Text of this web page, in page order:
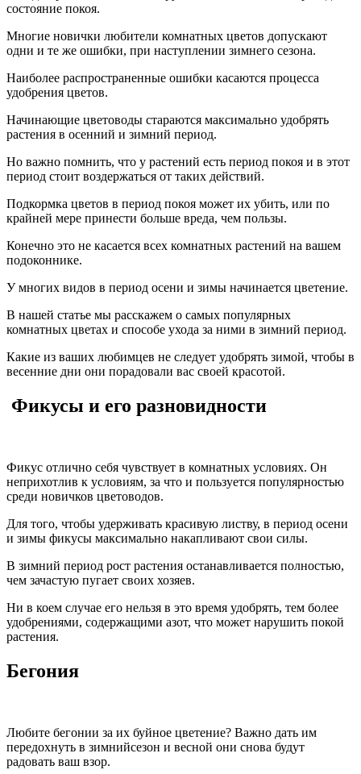
состояние покоя.
Многие новички любители комнатных цветов допускают
одни и те же ошибки, при наступлении зимнего сезона.
Наиболее распространенные ошибки касаются процесса
удобрения цветов.
Начинающие цветоводы стараются максимально удобрять
растения в осенний и зимний период.
Но важно помнить, что у растений есть период покоя и в этот
период стоит воздержаться от таких действий.
Подкормка цветов в период покоя может их убить, или по
крайней мере принести больше вреда, чем пользы.
Конечно это не касается всех комнатных растений на вашем
подоконнике.
У многих видов в период осени и зимы начинается цветение.
В нашей статье мы расскажем о самых популярных
комнатных цветах и способе ухода за ними в зимний период.
Какие из ваших любимцев не следует удобрять зимой, чтобы в
весенние дни они порадовали вас своей красотой.
Фикусы и его разновидности
Фикус отлично себя чувствует в комнатных условиях. Он
неприхотлив к условиям, за что и пользуется популярностью
среди новичков цветоводов.
Для того, чтобы удерживать красивую листву, в период осени
и зимы фикусы максимально накапливают свои силы.
В зимний период рост растения останавливается полностью,
чем зачастую пугает своих хозяев.
Ни в коем случае его нельзя в это время удобрять, тем более
удобрениями, содержащими азот, что может нарушить покой
растения.
Бегония
Любите бегонии за их буйное цветение? Важно дать им
передохнуть в зимнийсезон и весной они снова будут
радовать ваш взор.